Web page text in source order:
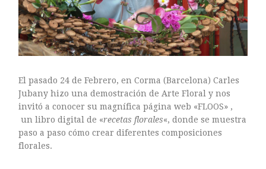
flores
FLORISTERÍAS
FOTOGRAFIA
INSTAGRAM
LOS PINTORES Y LAS FLORES
MAESTROS FLORISTAS
MARKETING
PLANTAS
El pasado 24 de Febrero, en Corma (Barcelona) Carles
Jubany hizo una demostración de Arte Floral y nos
invitó a conocer su magnífica página web «FLOOS» ,
un libro digital de «recetas florales«, donde se muestra
paso a paso cómo crear diferentes composiciones
florales.